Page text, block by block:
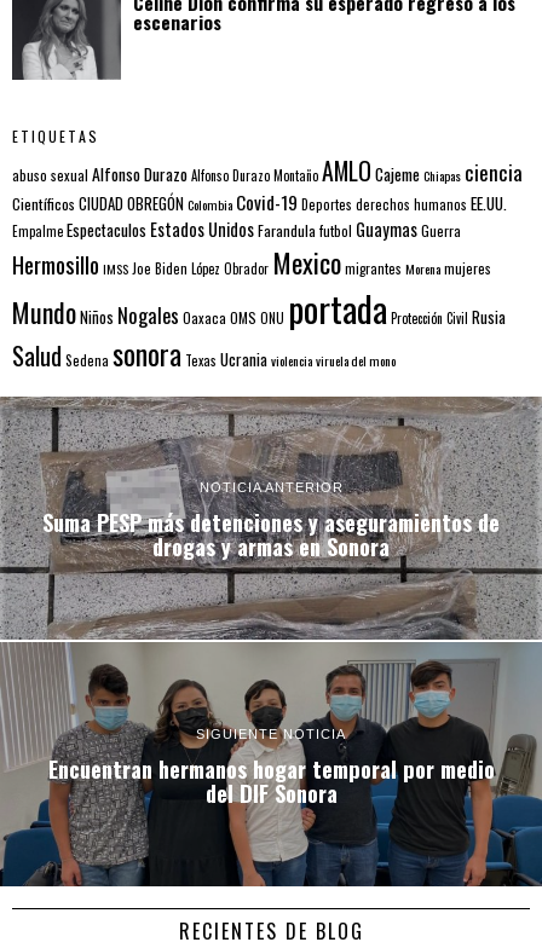
escenarios
ETIQUETAS
abuso sexual Alfonso DurazoAlfonso Durazo MontañoAMLO CajemeChiapas ciencia
Científicos CIUDAD OBREGÓNColombia Covid-19 Deportes derechos humanos EE.UU.
EmpalmeEspectaculos Estados UnidosFarandulafutbol GuaymasGuerra
Hermosillo IMSS Joe Biden López Obrador Mexicomigrantes Morenamujeres
MundoNiños Nogales Oaxaca OMS ONU portada Protección Civil Rusia
Salud Sedena sonora Texas Ucraniaviolenciaviruela del mono
NOTICIA ANTERIOR
Suma PESP más detenciones y aseguramientos de
drogas y armas en Sonora
SIGUIENTE NOTICIA
Encuentran hermanos hogar temporal por medio
del DIF Sonora
RECIENTES DE BLOG